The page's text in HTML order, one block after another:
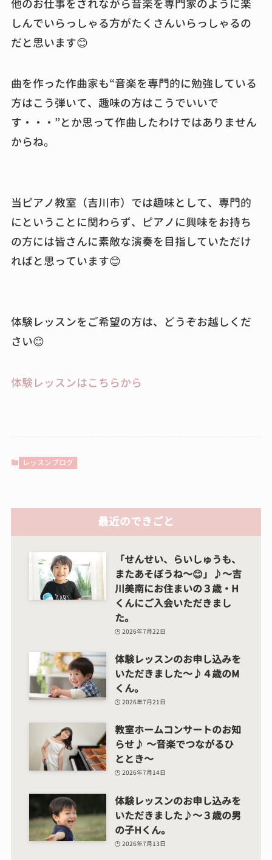
他のお仕事をされながら音楽を専門家のように楽
しんでいらっしゃる方がたくさんいらっしゃるの
だと思います😊
曲を作った作曲家も“音楽を専門的に勉強している
方はこう弾いて、趣味の方はこうでいいで
す・・・”とか思って作曲したわけではありません
からね。
当ピアノ教室（吉川市）では趣味として、専門的
にということに関わらず、ピアノに興味をお持ち
の方には皆さんに素敵な演奏を目指していただけ
ればと思っています😊
体験レッスンをご希望の方は、どうぞお越しくだ
さい😊
体験レッスンはこちらから
レッスンブログ
最近のできごと
「せんせい、らいしゅうも、
またあそぼうね～😊」♪～吉
川美南にお住まいの３歳・H
くんにご入会いただきまし
た。
2026年7月22日
体験レッスンのお申し込みを
いただきました～♪４歳のM
くん。
2026年7月21日
教室ホームコンサートのお知
らせ♪ ～音楽でつながるひ
ととき～
2026年7月14日
体験レッスンのお申し込みを
いただきました♪～３歳の男
の子Hくん。
2026年7月13日